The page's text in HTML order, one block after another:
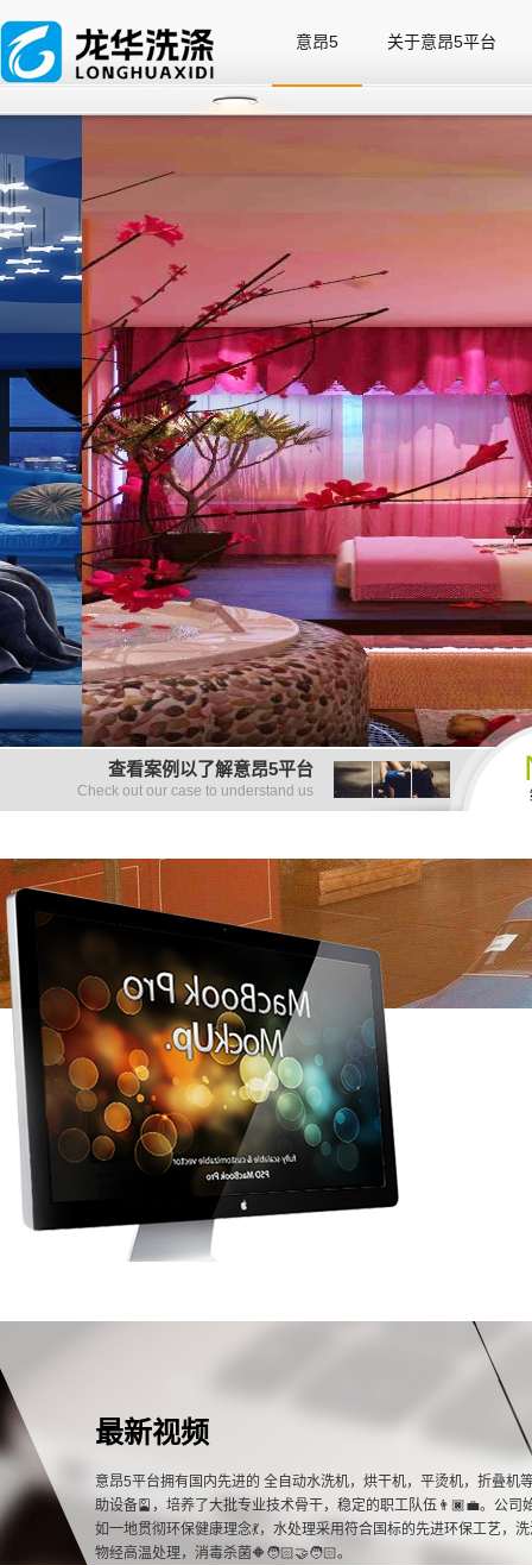
意昂4 意昂5 关于意昂5平台
意昂5 关于意昂5平台
查看案例以了解意昂5平台
Check out our case to understand us
最新视频
意昂5平台拥有国内先进的 全自动水洗机，烘干机，平烫机，折叠机
助设备🎴，培养了大批专业技术骨干，稳定的职工队伍👨🏿‍💼。公司
如一地贯彻环保健康理念💃，水处理采用符合国标的先进环保工艺，
物经高温处理，消毒杀菌🔶🧑🏻‍🤝‍🧑🏻。